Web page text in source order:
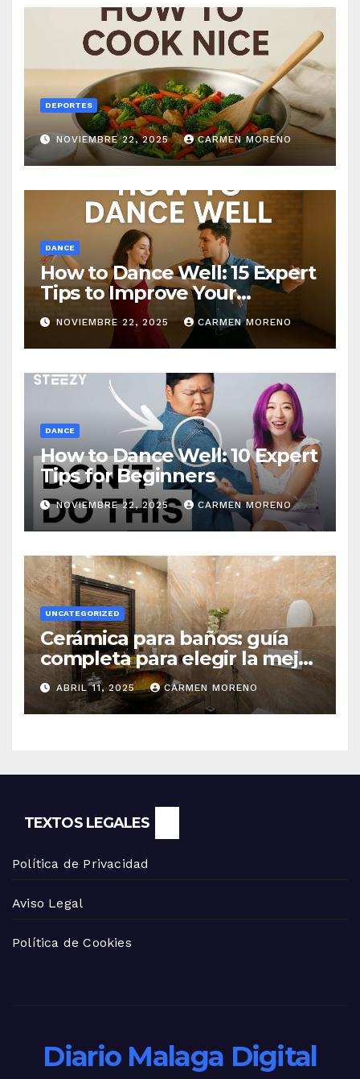
DEPORTES
NOVIEMBRE 22, 2025 CARMEN MORENO
DANCE
How to Dance Well: 15 Expert
Tips to Improve Your
Dancing Skills Fast
NOVIEMBRE 22, 2025 CARMEN MORENO
DANCE
How to Dance Well: 10 Expert
Tips for Beginners
NOVIEMBRE 22, 2025 CARMEN MORENO
UNCATEGORIZED
Cerámica para baños: guía
completa para elegir la mejor
opción
ABRIL 11, 2025 CARMEN MORENO
TEXTOS LEGALES
Política de Privacidad
Aviso Legal
Política de Cookies
Diario Malaga Digital